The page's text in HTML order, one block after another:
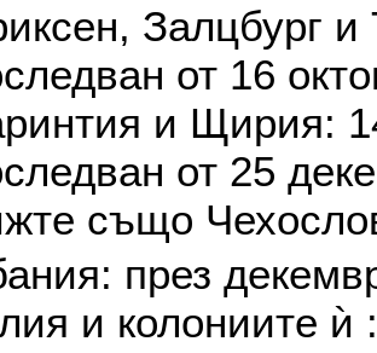
Залцбург
от 16
и Щирия:
от 25
също
през
и колониите